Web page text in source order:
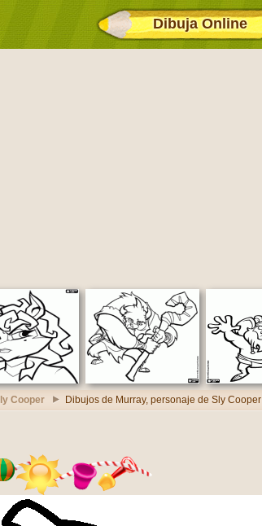
Dibuja Online
Cooper Dibujos de Murray, personaje de Sly Cooper